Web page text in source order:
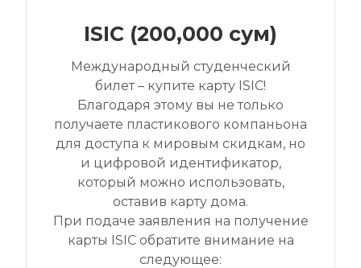
ISIC (200,000 сум)
Международный студенческий
билет – купите карту ISIC!
Благодаря этому вы не только
получаете пластикового компаньона
для доступа к мировым скидкам, но
и цифровой идентификатор,
который можно использовать,
оставив карту дома.
При подаче заявления на получение
карты ISIC обратите внимание на
следующее: